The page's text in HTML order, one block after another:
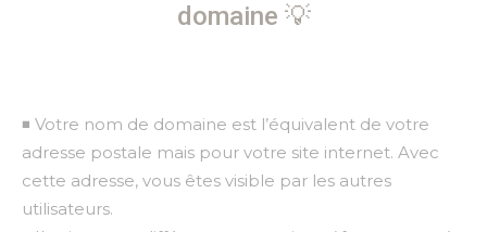
domaine 💡
◾ Votre nom de domaine est l’équivalent de votre
adresse postale mais pour votre site internet. Avec
cette adresse, vous êtes visible par les autres
utilisateurs.